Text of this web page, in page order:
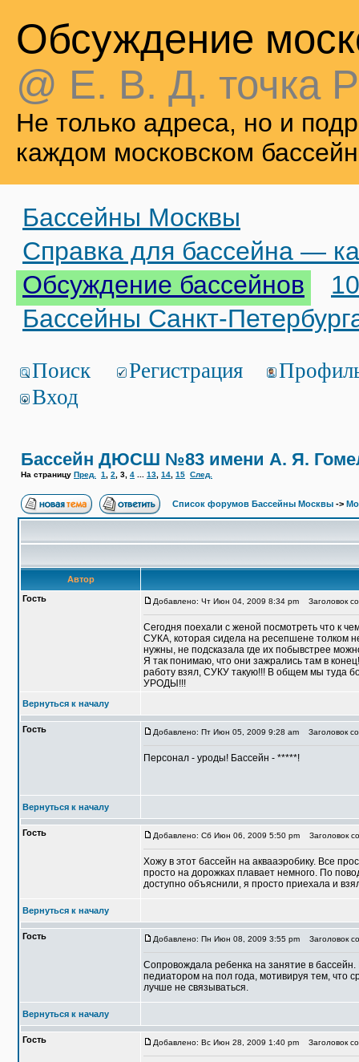
Обсуждение
@ Е. В. Д. точка
Не только адреса, но и
каждом московском
Бассейны Москвы
Справка для бассейна —
Обсуждение бассейнов
Бассейны Санкт-
Поиск Регистрация
Вход
Бассейн ДЮСШ №83 имени А. Я.
На страницу Пред. 1 2 3 4 13 14 15 След.
Список форумов Бассейны Москвы ->
Автор
Гость
Добавлено: Чт Июн 04, 2009 8:34 pm Заголовок
Сегодня поехали с женой посмотреть что к
СУКА, которая сидела на ресепшене толком не
нужны, не подсказала где их побывстрее
Я так понимаю, что они зажрались там в
работу взял, СУКУ такую!!! В общем мы туда
УРОДЫ!!!
Вернуться к началу
Гость Добавлено: Пт Июн 05, 2009 9:28 am Заголовок
Персонал - уроды! Бассейн - *****!
Вернуться к началу
Гость Добавлено: Сб Июн 06, 2009 5:50 pm Заголовок
Хожу в этот бассейн на аквааэробику. Все
просто на дорожках плавает немного. По
доступно объяснили, я просто приехала и
Вернуться к началу
Гость Добавлено: Пн Июн 08, 2009 3:55 pm Заголовок
Сопровождала ребенка на занятие в
педиатором на пол года, мотивируя тем, что
лучше не связываться.
Вернуться к началу
Гость Добавлено: Вс Июн 28, 2009 1:40 pm Заголовок